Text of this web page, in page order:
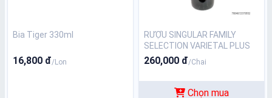
Bia Tiger 330ml
16,800 đ/Lon
RƯỢU SINGULAR FAMILY
SELECTION VARIETAL PLUS
CABERNET SAUVIGNON 13%
750ml
260,000 đ/Chai
Chọn mua